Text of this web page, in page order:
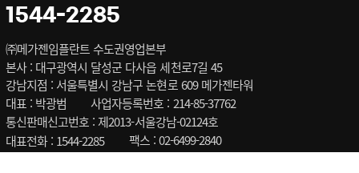
㈜메가젠임플란트 수도권영업본부
본사 : 대구광역시 달성군 다사읍 세천로7길 45
강남지점 : 서울특별시 강남구 논현로 609 메가젠타워
대표 : 박광범
사업자등록번호 : 214-85-37762
통신판매신고번호 : 제2013-서울강남-02124호
대표전화 : 1544-2285
팩스 : 02-6499-2840
1544-2285